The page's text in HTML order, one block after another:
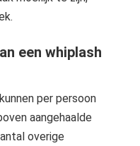
een whiplash
per persoon
aangehaalde
overige